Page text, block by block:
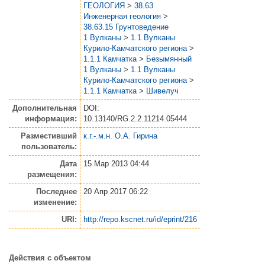
ГЕОЛОГИЯ > 38.63
Инженерная геология >
38.63.15 Грунтоведение
1 Вулканы > 1.1 Вулканы
Курило-Камчатского региона >
1.1.1 Камчатка > Безымянный
1 Вулканы > 1.1 Вулканы
Курило-Камчатского региона >
1.1.1 Камчатка > Шивелуч
Дополнительная
информация:
DOI:
10.13140/RG.2.2.11214.05444
Разместивший
пользователь:
к.г.-.м.н. О.А. Гирина
Дата
размещения:
15 Мар 2013 04:44
Последнее
изменение:
20 Апр 2017 06:22
URI: http://repo.kscnet.ru/id/eprint/216
Действия с объектом